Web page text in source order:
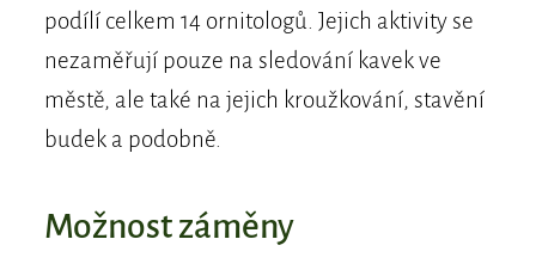
podílí celkem 14 ornitologů. Jejich aktivity se
nezaměřují pouze na sledování kavek ve
městě, ale také na jejich kroužkování, stavění
budek a podobně.
Možnost záměny